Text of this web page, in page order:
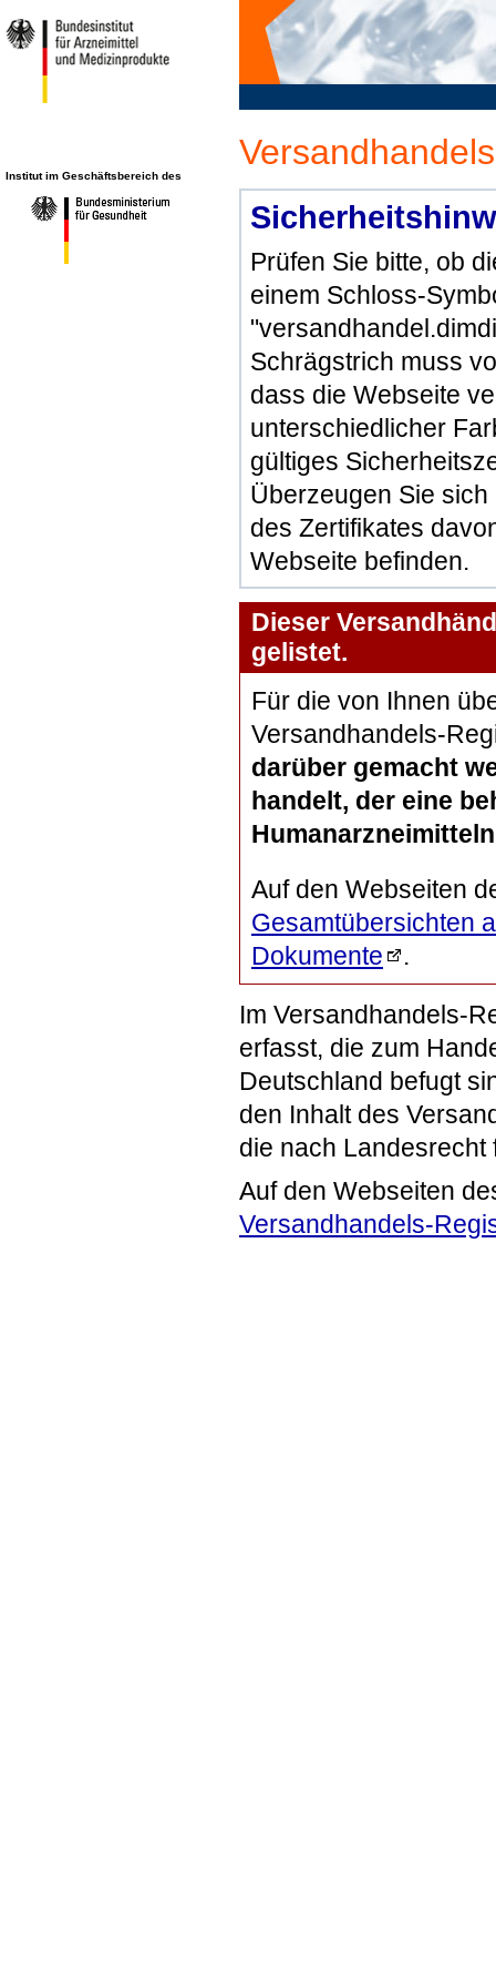
Institut im Geschäftsbereich des
Prüfen Sie bitte, ob
einem Schloss-
Schrägstrich muss
dass die Webseite
unterschiedlicher
gültiges
Überzeugen Sie
des Zertifikates
Webseite befinden.
Dieser
gelistet.
Für die von Ihnen
Versandhandels-
darüber gemacht
handelt, der eine
Auf den Webseiten
Gesamtübersichten
Dokumente
.
Im Versandhandels-
erfasst, die zum
Deutschland befugt
den Inhalt des
die nach Landesrecht
Auf den Webseiten
Versandhandels-